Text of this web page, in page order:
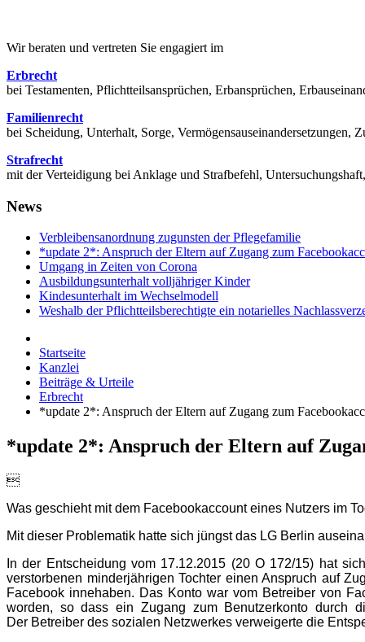
Wir beraten und vertreten Sie engagiert im
Erbrecht
bei Testamenten, Pflichtteilsansprüchen, Erbansprüchen,
Familienrecht
bei Scheidung, Unterhalt, Sorge, Vermögensauseinandersetzungen,
Strafrecht
mit der Verteidigung bei Anklage und Strafbefehl,
News
Verbleibensanordnung zugunsten der Pflegefamilie
*update 2*: Anspruch der Eltern auf Zugang zum
Umgang in Zeiten von Corona
Ausbildungsunterhalt volljähriger Kinder
Kindesunterhalt im Wechselmodell
Weshalb der Pflichtteilsberechtigte ein notarielles
Startseite
Kanzlei
Beiträge & Urteile
Erbrecht
*update 2*: Anspruch der Eltern auf Zugang zum
*update 2*: Anspruch der Eltern auf

Was geschieht mit dem Facebookaccount eines Nutzers im
Mit dieser Problematik hatte sich jüngst das LG Berlin
In der Entscheidung vom 17.12.2015 (20 O 172/15) hat
verstorbenen minderjährigen Tochter einen Anspruch auf
Facebook innehaben. Das Konto war vom Betreiber von
worden, so dass ein Zugang zum Benutzerkonto durch
Der Betreiber des sozialen Netzwerkes verweigerte die